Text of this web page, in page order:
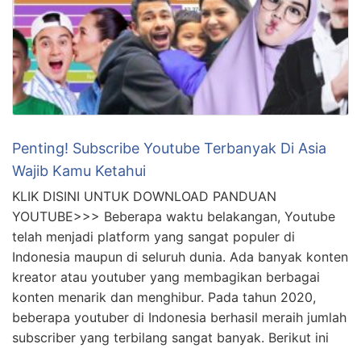
Penting! Subscribe Youtube Terbanyak Di Asia
Wajib Kamu Ketahui
KLIK DISINI UNTUK DOWNLOAD PANDUAN
YOUTUBE>>> Beberapa waktu belakangan, Youtube
telah menjadi platform yang sangat populer di
Indonesia maupun di seluruh dunia. Ada banyak konten
kreator atau youtuber yang membagikan berbagai
konten menarik dan menghibur. Pada tahun 2020,
beberapa youtuber di Indonesia berhasil meraih jumlah
subscriber yang terbilang sangat banyak. Berikut ini